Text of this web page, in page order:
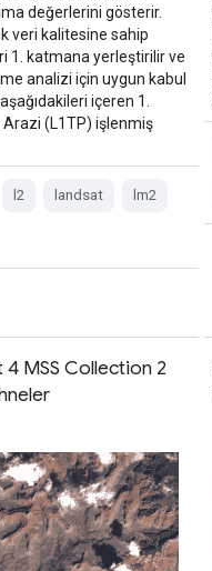
değerlerini gösterir.
veri kalitesine sahip
1. katmana yerleştirilir ve
analizi için uygun kabul
içeren 1.
(L1TP) işlenmiş
l2 landsat lm2
4 MSS Collection 2